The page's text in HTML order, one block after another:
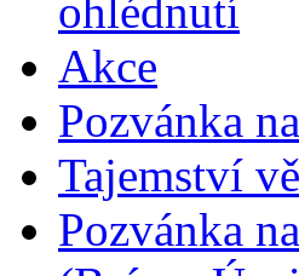
ohlédnutí
Akce
Pozvánka
Tajemství
Pozvánka